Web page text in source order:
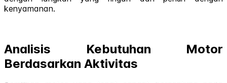
kenyamanan.
Analisis Kebutuhan Motor
Berdasarkan Aktivitas